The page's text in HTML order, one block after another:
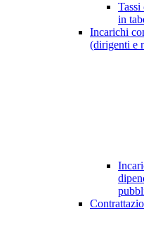
Tassi
in
Incarichi
(dirigenti e